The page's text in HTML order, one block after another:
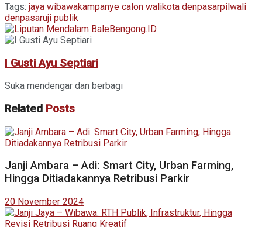
Tags: jaya wibawakampanye calon walikota denpasarpilwali
denpasaruji publik
I Gusti Ayu Septiari
Suka mendengar dan berbagi
Related Posts
Janji Ambara – Adi: Smart City, Urban Farming,
Hingga Ditiadakannya Retribusi Parkir
20 November 2024